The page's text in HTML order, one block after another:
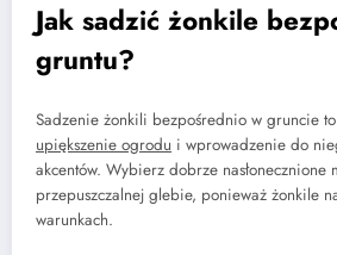
Jak sadzić żonkile
gruntu?
Sadzenie żonkili bezpośrednio w gruncie
upiększenie ogrodu i wprowadzenie do
akcentów. Wybierz dobrze nasłonecznione
przepuszczalnej glebie, ponieważ żonkile
warunkach.